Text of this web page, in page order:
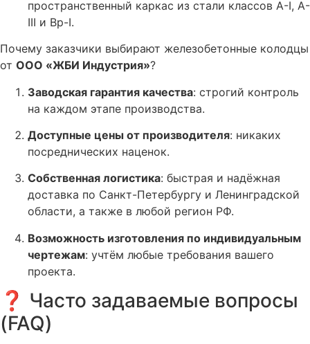
пространственный каркас из стали классов А-I, А-
III и Вр-I.
Почему заказчики выбирают железобетонные колодцы
от ООО «ЖБИ Индустрия»?
Заводская гарантия качества: строгий контроль
на каждом этапе производства.
Доступные цены от производителя: никаких
посреднических наценок.
Собственная логистика: быстрая и надёжная
доставка по Санкт-Петербургу и Ленинградской
области, а также в любой регион РФ.
Возможность изготовления по индивидуальным
чертежам: учтём любые требования вашего
проекта.
❓ Часто задаваемые вопросы
(FAQ)